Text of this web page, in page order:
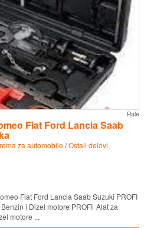
Rale
Fiat Ford Lancia Saab
za automobile/Ostali delovi
Fiat Ford Lancia Saab Suzuki PROFI
i Dizel motore PROFI Alat za
motore ...